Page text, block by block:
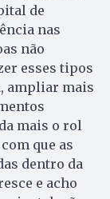
de
nas
não
esses tipos
ampliar mais
mais o rol
que as
dentro da
e acho